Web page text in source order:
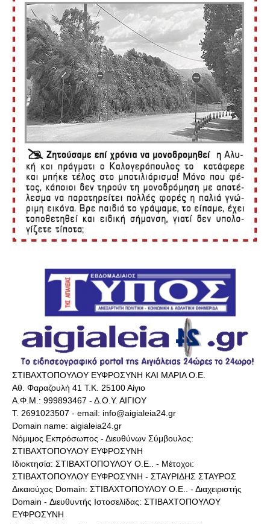
ΣΤΙΒΑΧΤΟΠΟΥΛΟΥ ΕΥΦΡΟΣΥΝΗ ΚΑΙ ΜΑΡΙΑ Ο.Ε.
Αθ. Φαραζουλή 41 Τ.Κ. 25100 Αίγιο
Α.Φ.Μ.: 999893467 - Δ.Ο.Υ. ΑΙΓΙΟΥ
Τ. 2691023507 - email: info@aigialeia24.gr
Domain name: aigialeia24.gr
Νόμιμος Εκπρόσωπος - Διευθύνων Σύμβουλος:
ΣΤΙΒΑΧΤΟΠΟΥΛΟΥ ΕΥΦΡΟΣΥΝΗ
Ιδιοκτησία: ΣΤΙΒΑΧΤΟΠΟΥΛΟΥ Ο.Ε.. - Μέτοχοι:
ΣΤΙΒΑΧΤΟΠΟΥΛΟΥ ΕΥΦΡΟΣΥΝΗ - ΣΤΑΥΡΙΔΗΣ ΣΤΑΥΡΟΣ
Δικαιούχος Domain: ΣΤΙΒΑΧΤΟΠΟΥΛΟΥ Ο.Ε.. - Διαχειριστής
Domain - Διευθυντής Ιστοσελίδας: ΣΤΙΒΑΧΤΟΠΟΥΛΟΥ
ΕΥΦΡΟΣΥΝΗ